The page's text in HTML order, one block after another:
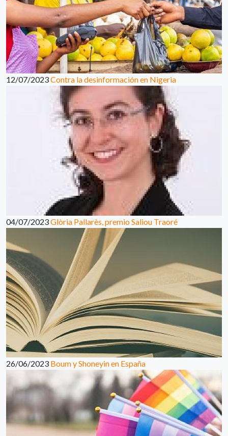
12/07/2023Contra la desinformación en Nigeria
04/07/2023Glòria Pallarès, premio Saliou Traoré
26/06/2023 Boum y Shoneyin en España